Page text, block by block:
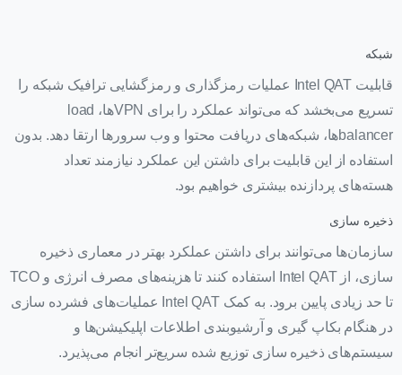
شبکه
قابلیت Intel QAT عملیات رمزگذاری و رمزگشایی ترافیک شبکه را
تسریع می‎‌بخشد که می‌تواند عملکرد را برای VPN‌ها، load
balancerها، شبکه‌های دریافت محتوا و وب سرورها ارتقا دهد. بدون
استفاده از این قابلیت برای داشتن این عملکرد نیازمند تعداد
هسته‌های پردازنده بیشتری خواهیم بود.
ذخیره سازی
سازمان‌ها می‌توانند برای داشتن عملکرد بهتر در معماری ذخیره
سازی، از Intel QAT استفاده کنند تا هزینه‌های مصرف انرژی و TCO
تا حد زیادی پایین برود. به کمک Intel QAT عملیات‌های فشرده سازی
در هنگام بکاپ گیری و آرشیوبندی اطلاعات اپلیکیشن‌ها و
سیستم‌های ذخیره سازی توزیع شده سریع‌تر انجام می‌پذیرد.